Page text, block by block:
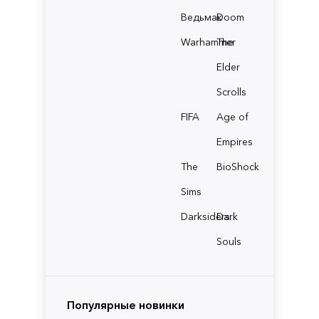
ВедьмакDoom
Warhammer
The
Elder
Scrolls
FIFA
Age of
Empires
The
Sims
BioShock
Darksiders
Dark
Souls
Популярные новинки